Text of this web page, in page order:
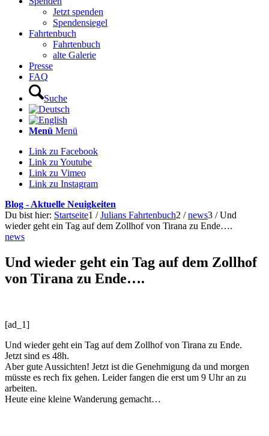
Jetzt spenden
Spendensiegel
Fahrtenbuch
Fahrtenbuch
alte Galerie
Presse
FAQ
Suche
Menü Menü
Link zu Facebook
Link zu Youtube
Link zu Vimeo
Link zu Instagram
Blog - Aktuelle Neuigkeiten
Du bist hier: Startseite1 / Julians Fahrtenbuch2 / news3 / Und
wieder geht ein Tag auf dem Zollhof von Tirana zu Ende….
news
Und wieder geht ein Tag auf dem Zollhof
von Tirana zu Ende….
[ad_1]
Und wieder geht ein Tag auf dem Zollhof von Tirana zu Ende.
Jetzt sind es 48h.
Aber gute Aussichten! Jetzt ist die Genehmigung da und morgen
müsste es rech fix gehen. Leider fangen die erst um 9 Uhr an zu
arbeiten.
Heute eine kleine Wanderung gemacht…